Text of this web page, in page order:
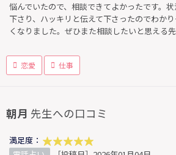
悩んでいたので、相談できてよかったです。
下さり、ハッキリと伝えて下さったのでわか
くなりました。ぜひまた相談したいと思える先
恋愛 仕事
朝月 先生への口コミ
満足度：